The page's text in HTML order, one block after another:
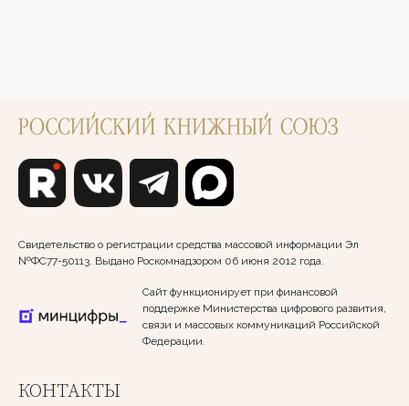
Свидетельство о регистрации средства массовой информации Эл
№ФС77-50113. Выдано Роскомнадзором 06 июня 2012 года.
Сайт функционирует при финансовой
поддержке Министерства цифрового развития,
связи и массовых коммуникаций Российской
Федерации.
КОНТАКТЫ